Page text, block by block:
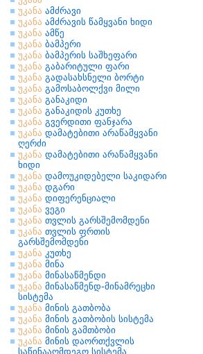
უკანა ამძრავი
უკანა ამძრავის წამყვანი ხიდი
უკანა ამწე
უკანა ბამპერი
უკანა ბამპერის საშხეფარი
უკანა გაბარიტული ფარი
უკანა გადასახსნელი ბორტი
უკანა გამოსაბოლქვი მილი
უკანა განაკიდი
უკანა განაკიდის კუთხე
უკანა გვერდითი ფანჯარა
უკანა დამატებითი არაწამყვანი
ღერძი
უკანა დამატებითი არაწამყვანი
ხიდი
უკანა დამოუკიდებელი საკიდარი
უკანა დგარი
უკანა დიფერენციალი
უკანა ვეგი
უკანა თვლის გარსშემომდენი
უკანა თვლის ფრთის
გარსშემომდენი
უკანა კუთხე
უკანა მინა
უკანა მინასაწმენდი
უკანა მინასაწმენდ-მინამრეცხი
სისტემა
უკანა მინის გათბობა
უკანა მინის გათბობის სისტემა
უკანა მინის გამთბობი
უკანა მინის დაორთქვლის
საწინააღმდეგო სისტემა